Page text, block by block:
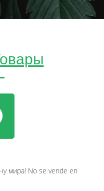
мира! No se vende en